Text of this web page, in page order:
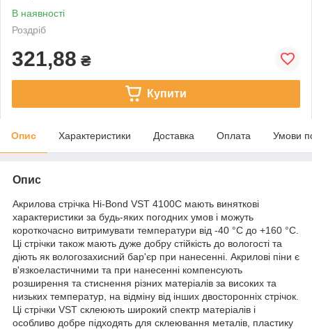
В наявності
Роздріб
321,88 ₴
Купити
Опис Характеристики Доставка Оплата Умови
Опис
Акрилова стрічка Hi-Bond VST 4100С мають виняткові
характеристики за будь-яких погодних умов і можуть
короткочасно витримувати температури від -40 °C до +160 °C.
Ці стрічки також мають дуже добру стійкість до вологості та
діють як вологозахисний бар'єр при нанесенні. Акрилові піни є
в'язкоеластичними та при нанесенні компенсують
розширення та стиснення різних матеріалів за високих та
низьких температур, на відміну від інших двосторонніх стрічок.
Ці стрічки VST склеюють широкий спектр матеріалів і
особливо добре підходять для склеювання металів, пластику